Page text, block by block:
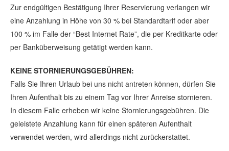
Zur endgültigen Bestätigung Ihrer Reservierung verlangen wir
eine Anzahlung in Höhe von 30 % bei Standardtarif oder aber
100 % im Falle der “Best Internet Rate”, die per Kreditkarte oder
per Banküberweisung getätigt werden kann.
KEINE STORNIERUNGSGEBÜHREN:
Falls Sie Ihren Urlaub bei uns nicht antreten können, dürfen Sie
Ihren Aufenthalt bis zu einem Tag vor Ihrer Anreise stornieren.
In diesem Falle erheben wir keine Stornierungsgebühren. Die
geleistete Anzahlung kann für einen späteren Aufenthalt
verwendet werden, wird allerdings nicht zurückerstattet.